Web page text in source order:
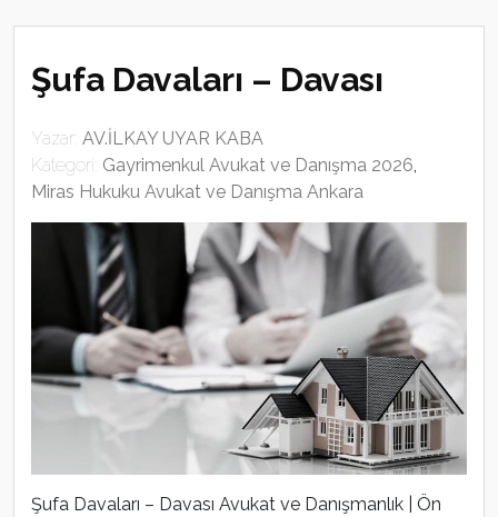
Şufa Davaları – Davası
Yazar: AV.İLKAY UYAR KABA
Kategori: Gayrimenkul Avukat ve Danışma 2026,
Miras Hukuku Avukat ve Danışma Ankara
Şufa Davaları – Davası Avukat ve Danışmanlık | Ön